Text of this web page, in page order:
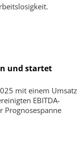
und startet
mit einem Umsatz
EBITDA-
Prognosespanne